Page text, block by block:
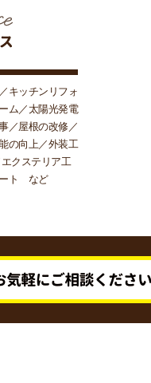
キッチンリフォ
ム／太陽光発電
／屋根の改修／
の向上／外装工
クステリア工
ート など